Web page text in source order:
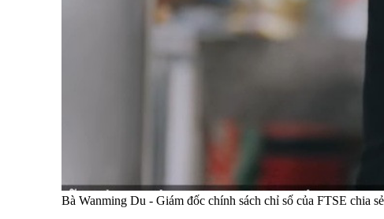
Bà Wanming Du - Giám đốc chính sách chỉ số của FTSE chia